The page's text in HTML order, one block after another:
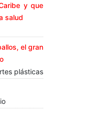
y que
salud
el gran
plásticas